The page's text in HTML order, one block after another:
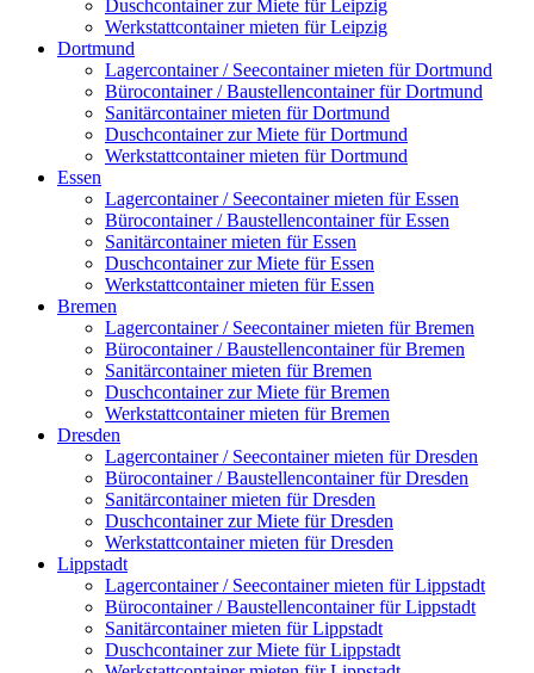
Duschcontainer zur Miete für Leipzig
Werkstattcontainer mieten für Leipzig
Dortmund
Lagercontainer / Seecontainer mieten für Dortmund
Bürocontainer / Baustellencontainer für Dortmund
Sanitärcontainer mieten für Dortmund
Duschcontainer zur Miete für Dortmund
Werkstattcontainer mieten für Dortmund
Essen
Lagercontainer / Seecontainer mieten für Essen
Bürocontainer / Baustellencontainer für Essen
Sanitärcontainer mieten für Essen
Duschcontainer zur Miete für Essen
Werkstattcontainer mieten für Essen
Bremen
Lagercontainer / Seecontainer mieten für Bremen
Bürocontainer / Baustellencontainer für Bremen
Sanitärcontainer mieten für Bremen
Duschcontainer zur Miete für Bremen
Werkstattcontainer mieten für Bremen
Dresden
Lagercontainer / Seecontainer mieten für Dresden
Bürocontainer / Baustellencontainer für Dresden
Sanitärcontainer mieten für Dresden
Duschcontainer zur Miete für Dresden
Werkstattcontainer mieten für Dresden
Lippstadt
Lagercontainer / Seecontainer mieten für Lippstadt
Bürocontainer / Baustellencontainer für Lippstadt
Sanitärcontainer mieten für Lippstadt
Duschcontainer zur Miete für Lippstadt